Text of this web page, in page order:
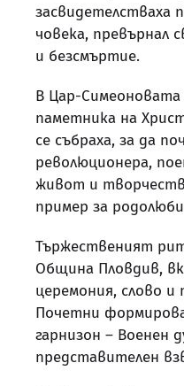
засвидетелстваха
човека, превърнал
и безсмъртие.
В Цар-Симеоновата
паметника на
се събраха, за да
революционера,
живот и
пример за
Тържественият
Община Пловдив,
церемония, слово и
Почетни
гарнизон – Военен
представителен